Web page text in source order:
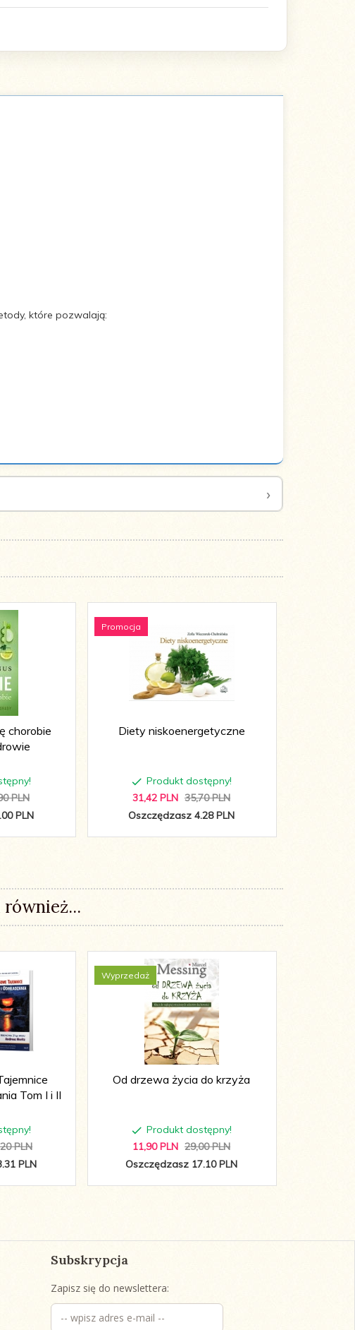
które pozwalają:
chorobie
PLN
PLN
Promocja
Diety niskoenergetyczne
Produkt dostępny!
31,42 PLN 35,70 PLN
Oszczędzasz 4.28 PLN
Tom I i II
PLN
PLN
Wyprzedaż
Od drzewa życia do krzyża
Produkt dostępny!
11,90 PLN 29,00 PLN
Oszczędzasz 17.10 PLN
Subskrypcja
Zapisz się do newslettera: